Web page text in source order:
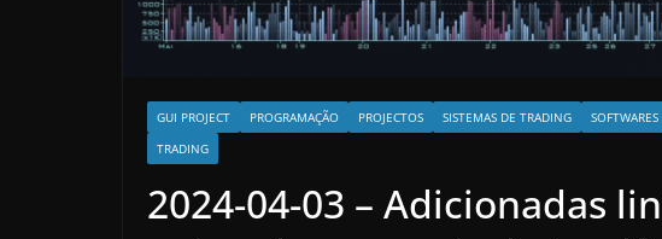
GUI PROJECT PROGRAMAÇÃO PROJECTOS SISTEMAS DE TRADING SOFTWARES
TRADING
2024-04-03 – Adicionadas